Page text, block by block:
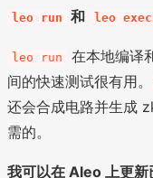
leo run 和 leo
leo run
在本地编译
间的快速测试很有用。
还会合成电路并生成
需的。
我可以在 Aleo 上更新